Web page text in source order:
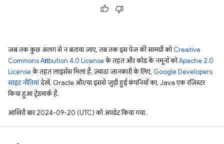
जब तक कुछ अलग से न बताया जाए, तब तक इस पेज की सामग्री कोCreative
Commons Attribution 4.0 Licenseके तहत और कोड के नमूनों कोApache 2.0
Licenseके तहत लाइसेंस मिला है. ज़्यादा जानकारी के लिए, Google Developers
साइट नीतियांदेखें. Oracle और/या इससे जुड़ी हुई कंपनियों का, Java एक रजिस्टर
किया हुआ ट्रेडमार्क है.
आखिरी बार 2024-09-20 (UTC) को अपडेट किया गया.